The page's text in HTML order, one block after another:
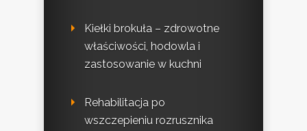
Kiełki brokuła – zdrowotne
właściwości, hodowla i
zastosowanie w kuchni
Rehabilitacja po
wszczepieniu rozrusznika